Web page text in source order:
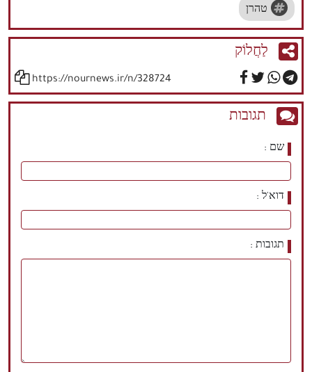
טהרן
לַחֲלוֹק
https://nournews.ir/n/328724
תגובות
שם
דוא'ל
תגובות